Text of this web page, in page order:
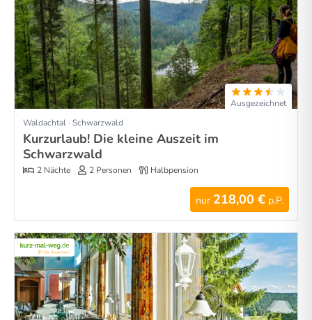
Ausgezeichnet
Waldachtal · Schwarzwald
Kurzurlaub! Die kleine Auszeit im
Schwarzwald
2 Nächte 2 Personen Halbpension
nur 218,00 € p.P.